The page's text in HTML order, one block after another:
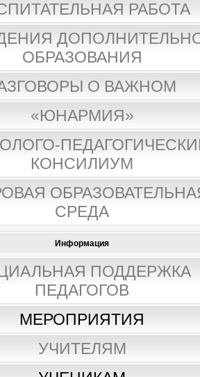
РАБОТА
ОБРАЗОВАНИЯ
О ВАЖНОМ
«ЮНАРМИЯ»
КОНСИЛИУМ
СРЕДА
Информация
ПОДДЕРЖКА
ПЕДАГОГОВ
МЕРОПРИЯТИЯ
УЧИТЕЛЯМ